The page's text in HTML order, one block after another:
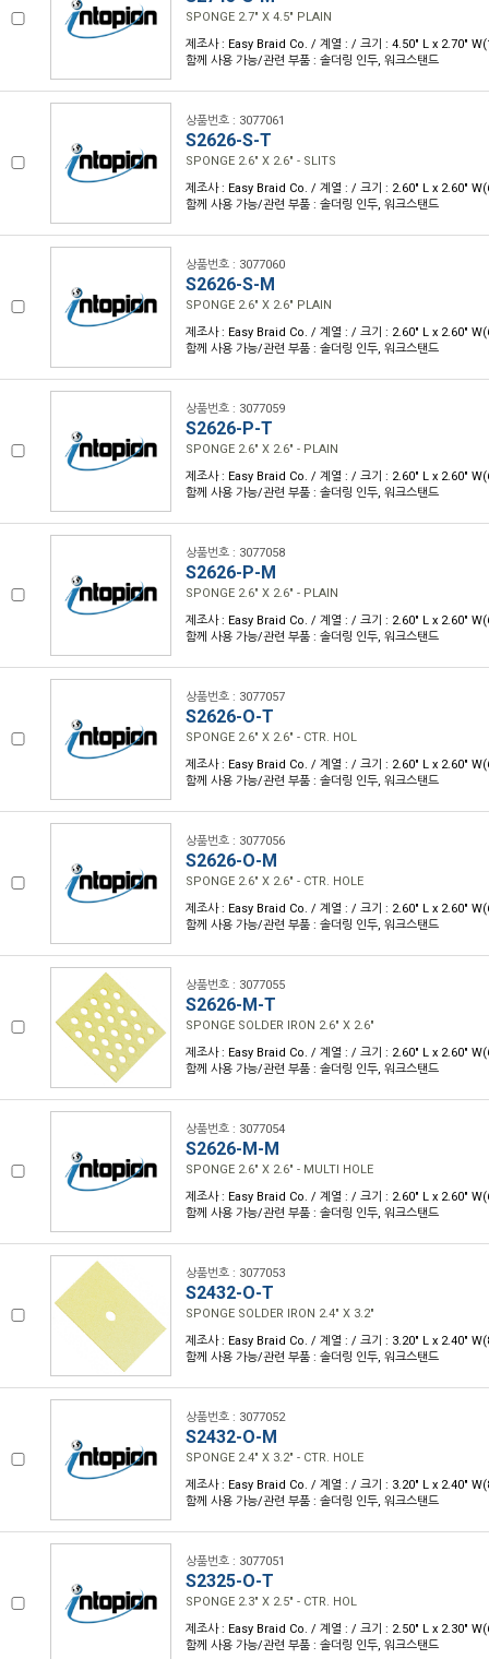
SPONGE 2.7" X 4.5" PLAIN
제조사 : Easy Braid Co. / 계열 : / 크기 : 4.50" L x 2.70"
함께 사용 가능/관련 부품 : 솔더링 인두, 워크스탠드
상품번호 : 3077061
S2626-S-T
SPONGE 2.6" X 2.6" - SLITS
제조사 : Easy Braid Co. / 계열 : / 크기 : 2.60" L x 2.60"
함께 사용 가능/관련 부품 : 솔더링 인두, 워크스탠드
상품번호 : 3077060
S2626-S-M
SPONGE 2.6" X 2.6" PLAIN
제조사 : Easy Braid Co. / 계열 : / 크기 : 2.60" L x 2.60"
함께 사용 가능/관련 부품 : 솔더링 인두, 워크스탠드
상품번호 : 3077059
S2626-P-T
SPONGE 2.6" X 2.6" - PLAIN
제조사 : Easy Braid Co. / 계열 : / 크기 : 2.60" L x 2.60"
함께 사용 가능/관련 부품 : 솔더링 인두, 워크스탠드
상품번호 : 3077058
S2626-P-M
SPONGE 2.6" X 2.6" - PLAIN
제조사 : Easy Braid Co. / 계열 : / 크기 : 2.60" L x 2.60"
함께 사용 가능/관련 부품 : 솔더링 인두, 워크스탠드
상품번호 : 3077057
S2626-O-T
SPONGE 2.6" X 2.6" - CTR. HOL
제조사 : Easy Braid Co. / 계열 : / 크기 : 2.60" L x 2.60"
함께 사용 가능/관련 부품 : 솔더링 인두, 워크스탠드
상품번호 : 3077056
S2626-O-M
SPONGE 2.6" X 2.6" - CTR. HOLE
제조사 : Easy Braid Co. / 계열 : / 크기 : 2.60" L x 2.60"
함께 사용 가능/관련 부품 : 솔더링 인두, 워크스탠드
상품번호 : 3077055
S2626-M-T
SPONGE SOLDER IRON 2.6" X 2.6"
제조사 : Easy Braid Co. / 계열 : / 크기 : 2.60" L x 2.60"
함께 사용 가능/관련 부품 : 솔더링 인두, 워크스탠드
상품번호 : 3077054
S2626-M-M
SPONGE 2.6" X 2.6" - MULTI HOLE
제조사 : Easy Braid Co. / 계열 : / 크기 : 2.60" L x 2.60"
함께 사용 가능/관련 부품 : 솔더링 인두, 워크스탠드
상품번호 : 3077053
S2432-O-T
SPONGE SOLDER IRON 2.4" X 3.2"
제조사 : Easy Braid Co. / 계열 : / 크기 : 3.20" L x 2.40"
함께 사용 가능/관련 부품 : 솔더링 인두, 워크스탠드
상품번호 : 3077052
S2432-O-M
SPONGE 2.4" X 3.2" - CTR. HOLE
제조사 : Easy Braid Co. / 계열 : / 크기 : 3.20" L x 2.40"
함께 사용 가능/관련 부품 : 솔더링 인두, 워크스탠드
상품번호 : 3077051
S2325-O-T
SPONGE 2.3" X 2.5" - CTR. HOL
제조사 : Easy Braid Co. / 계열 : / 크기 : 2.50" L x 2.30"
함께 사용 가능/관련 부품 : 솔더링 인두, 워크스탠드